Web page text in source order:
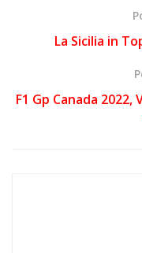
La Sicilia in
F1 Gp Canada